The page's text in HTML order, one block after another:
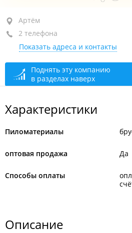
Артём, ул. Кирова, 185
1-й этаж
+7 (423-37) 4-81-00
+7 (423-37) 4-37-74
открыто, закроется через 38 мин.
Артём
2 телефона
Показать адреса и контакты
Поднять эту компанию
в разделах наверх
Характеристики
Пиломатериалы
оптовая продажа Да
Способы оплаты
Описание